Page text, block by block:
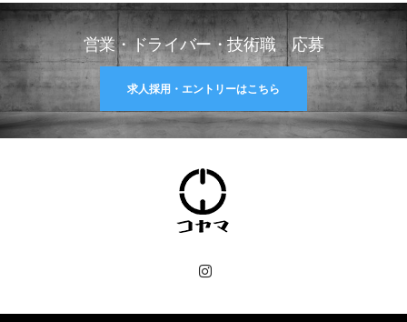
営業・ドライバー・技術職 応募
求人採用・エントリーはこちら